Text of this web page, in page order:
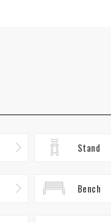
Stand
Bench